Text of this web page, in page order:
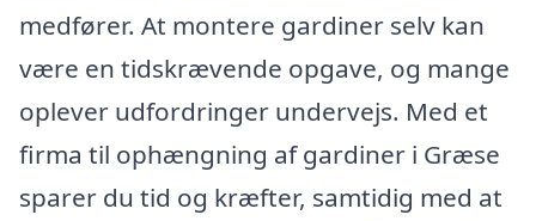
medfører. At montere gardiner selv kan
være en tidskrævende opgave, og mange
oplever udfordringer undervejs. Med et
firma til ophængning af gardiner i Græse
sparer du tid og kræfter, samtidig med at